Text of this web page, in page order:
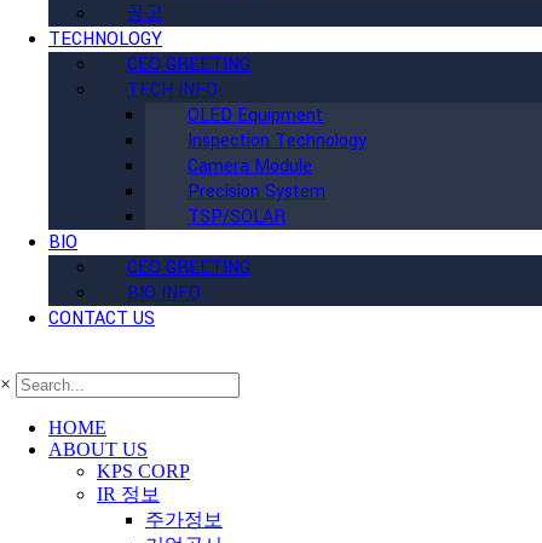
공고
TECHNOLOGY
CEO GREETING
TECH INFO
OLED Equipment
Inspection Technology
Camera Module
Precision System
TSP/SOLAR
BIO
CEO GREETING
BIO INFO
CONTACT US
×
HOME
ABOUT US
KPS CORP
IR 정보
주가정보